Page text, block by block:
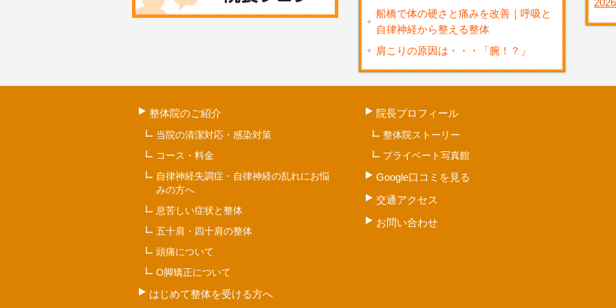
船橋で体の硬さと痛みを改善｜呼吸と
自律神経から整える整体
肩こりの原因は・・・「腕！？」
整体院のご紹介
当院の清潔対応・感染対策
コース・料金
自律神経失調症・自律神経の乱れにお悩
みの方へ
息苦しい症状と整体
五十肩・四十肩の整体
頭痛について
O脚矯正について
はじめて整体を受ける方へ
院長プロフィール
整体院ストーリー
プライベート写真館
Google口コミを見る
交通アクセス
お問い合わせ